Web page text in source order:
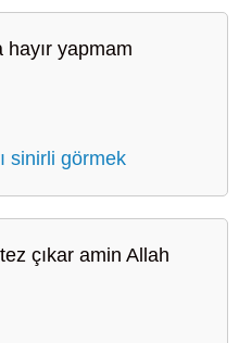
yapmam
sinirli görmek
çıkar amin Allah